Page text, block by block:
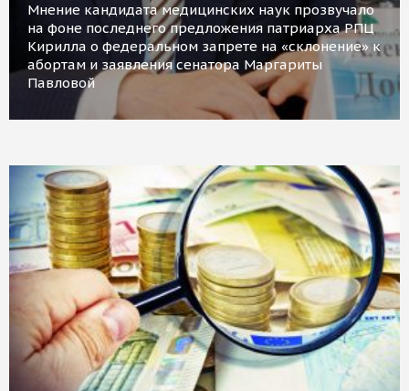
Мнение кандидата медицинских наук прозвучало
на фоне последнего предложения патриарха РПЦ
Кирилла о федеральном запрете на «склонение» к
абортам и заявления сенатора Маргариты
Павловой